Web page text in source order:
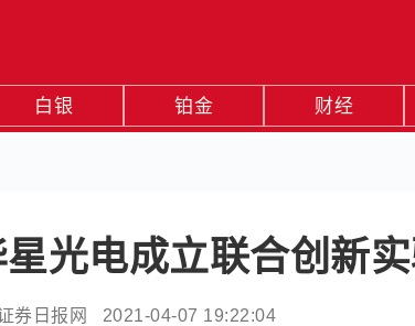
白银 铂金 财经
光电成立联合创新
券日报网 2021-04-07 19:22:04